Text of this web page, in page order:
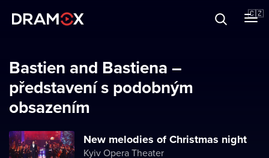
🇨🇿
Bastien and Bastiena –
představení s podobným
obsazením
New melodies of Christmas night
Kyiv Opera Theater